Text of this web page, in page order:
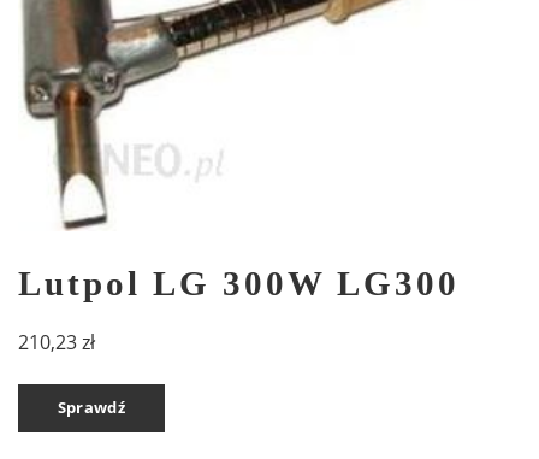
Lutpol LG 300W LG300
210,23zł
Sprawdź